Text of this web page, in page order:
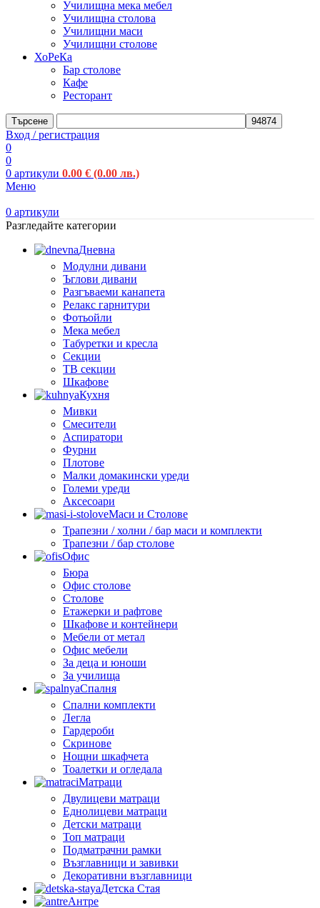
Училищна мека мебел
Училищна столова
Училищни маси
Училищни столове
ХоРеКа
Бар столове
Кафе
Ресторант
Търсене
Вход / регистрация
0
0
0 артикули 0.00 € (0.00 лв.)
Меню
0 артикули
Разгледайте категории
Дневна
Модулни дивани
Ъглови дивани
Разгъваеми канапета
Релакс гарнитури
Фотьойли
Мека мебел
Табуретки и кресла
Секции
ТВ секции
Шкафове
Кухня
Мивки
Смесители
Аспиратори
Фурни
Плотове
Малки домакински уреди
Големи уреди
Аксесоари
Маси и Столове
Трапезни / холни / бар маси и комплекти
Трапезни / бар столове
Офис
Бюра
Офис столове
Столове
Етажерки и рафтове
Шкафове и контейнери
Мебели от метал
Офис мебели
За деца и юноши
За училища
Спалня
Спални комплекти
Легла
Гардероби
Скринове
Нощни шкафчета
Тоалетки и огледала
Матраци
Двулицеви матраци
Еднолицеви матраци
Детски матраци
Топ матраци
Подматрачни рамки
Възглавници и завивки
Декоративни възглавници
Детска Стая
Антре